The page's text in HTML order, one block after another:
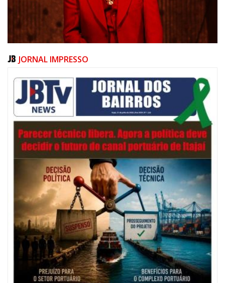
07/08/2026 | 07:00
Navegantes celebra 64 anos com shows nacionais de Ferrugem, Banda
Morada e Chiquito & Bordoneio
ITAJAÍ
JORNAL IMPRESSO